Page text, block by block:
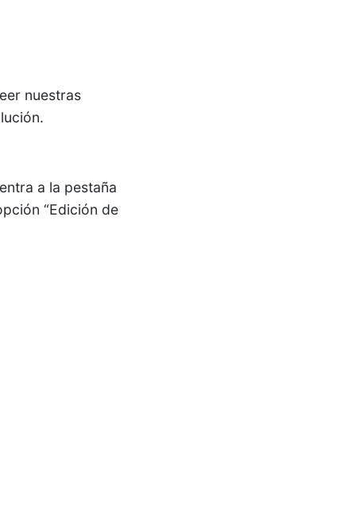
nuestras
a la pestaña
“Edición de